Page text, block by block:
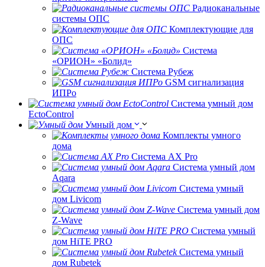
Радиоканальные
системы ОПС
Комплектующие для
ОПС
Система
«ОРИОН» «Болид»
Система Рубеж
GSM сигнализация
ИПРо
Система умный дом
EctoControl
Умный дом
Комплекты умного
дома
Система AX Pro
Система умный дом
Aqara
Система умный
дом Livicom
Система умный дом
Z-Wave
Система умный
дом HiTE PRO
Система умный
дом Rubetek